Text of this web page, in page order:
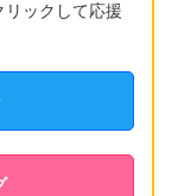
ックして応援